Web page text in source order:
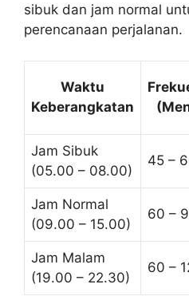
sibuk dan jam normal
perencanaan perjalanan.
Waktu
Keberangkatan
Jam Sibuk
(05.00 – 08.00)
45 –
Jam Normal
(09.00 – 15.00)
60 –
Jam Malam
(19.00 – 22.30)
60 –